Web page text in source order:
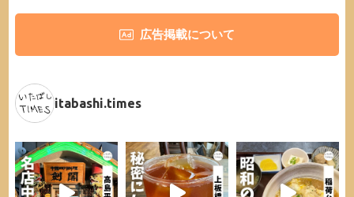
広告掲載について
itabashi.times